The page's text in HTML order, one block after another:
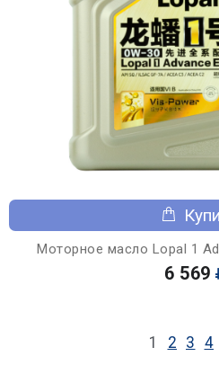
Моторное масло Lopal 1
6 569
1 2 3 4